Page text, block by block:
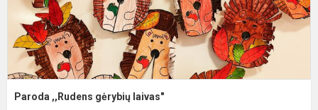
Paroda ,,Rudens gėrybių laivas"